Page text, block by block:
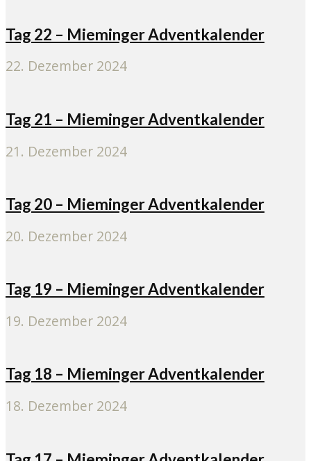
Tag 22 – Mieminger Adventkalender
22. Dezember 2024
Tag 21 – Mieminger Adventkalender
21. Dezember 2024
Tag 20 – Mieminger Adventkalender
20. Dezember 2024
Tag 19 – Mieminger Adventkalender
19. Dezember 2024
Tag 18 – Mieminger Adventkalender
18. Dezember 2024